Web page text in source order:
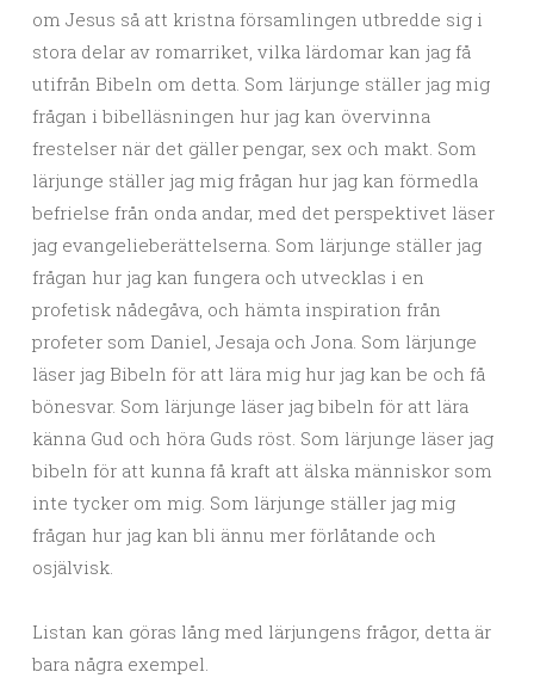
om Jesus så att kristna församlingen utbredde sig i
stora delar av romarriket, vilka lärdomar kan jag få
utifrån Bibeln om detta. Som lärjunge ställer jag mig
frågan i bibelläsningen hur jag kan övervinna
frestelser när det gäller pengar, sex och makt. Som
lärjunge ställer jag mig frågan hur jag kan förmedla
befrielse från onda andar, med det perspektivet läser
jag evangelieberättelserna. Som lärjunge ställer jag
frågan hur jag kan fungera och utvecklas i en
profetisk nådegåva, och hämta inspiration från
profeter som Daniel, Jesaja och Jona. Som lärjunge
läser jag Bibeln för att lära mig hur jag kan be och få
bönesvar. Som lärjunge läser jag bibeln för att lära
känna Gud och höra Guds röst. Som lärjunge läser jag
bibeln för att kunna få kraft att älska människor som
inte tycker om mig. Som lärjunge ställer jag mig
frågan hur jag kan bli ännu mer förlåtande och
osjälvisk.
Listan kan göras lång med lärjungens frågor, detta är
bara några exempel.